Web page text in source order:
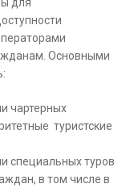
Основными
чартерных
туристские
специальных туров
в том числе в